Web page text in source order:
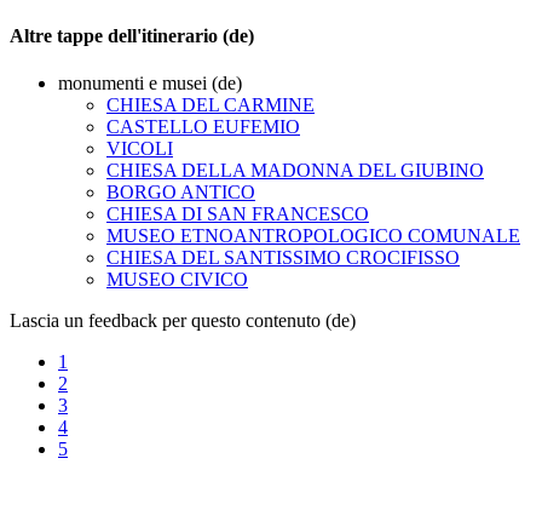
Altre tappe dell'itinerario (de)
monumenti e musei (de)
CHIESA DEL CARMINE
CASTELLO EUFEMIO
VICOLI
CHIESA DELLA MADONNA DEL GIUBINO
BORGO ANTICO
CHIESA DI SAN FRANCESCO
MUSEO ETNOANTROPOLOGICO COMUNALE
CHIESA DEL SANTISSIMO CROCIFISSO
MUSEO CIVICO
Lascia un feedback per questo contenuto (de)
1
2
3
4
5